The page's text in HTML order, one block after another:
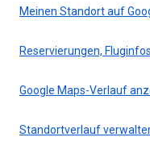
Meinen Standort auf
Reservierungen,
Google Maps-Verlauf
Standortverlauf